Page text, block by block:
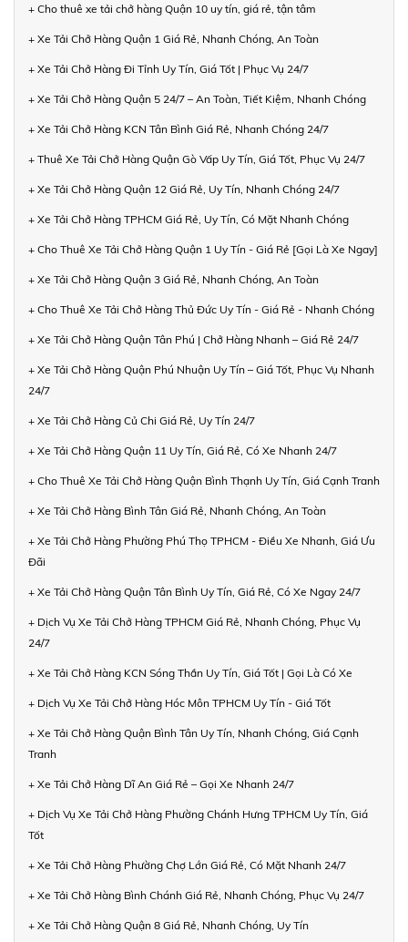
+ Cho thuê xe tải chở hàng Quận 10 uy tín, giá rẻ, tận tâm
+ Xe Tải Chở Hàng Quận 1 Giá Rẻ, Nhanh Chóng, An Toàn
+ Xe Tải Chở Hàng Đi Tỉnh Uy Tín, Giá Tốt | Phục Vụ 24/7
+ Xe Tải Chở Hàng Quận 5 24/7 – An Toàn, Tiết Kiệm, Nhanh Chóng
+ Xe Tải Chở Hàng KCN Tân Bình Giá Rẻ, Nhanh Chóng 24/7
+ Thuê Xe Tải Chở Hàng Quận Gò Vấp Uy Tín, Giá Tốt, Phục Vụ 24/7
+ Xe Tải Chở Hàng Quận 12 Giá Rẻ, Uy Tín, Nhanh Chóng 24/7
+ Xe Tải Chở Hàng TPHCM Giá Rẻ, Uy Tín, Có Mặt Nhanh Chóng
+ Cho Thuê Xe Tải Chở Hàng Quận 1 Uy Tín - Giá Rẻ [Gọi Là Xe Ngay]
+ Xe Tải Chở Hàng Quận 3 Giá Rẻ, Nhanh Chóng, An Toàn
+ Cho Thuê Xe Tải Chở Hàng Thủ Đức Uy Tín - Giá Rẻ - Nhanh Chóng
+ Xe Tải Chở Hàng Quận Tân Phú | Chở Hàng Nhanh – Giá Rẻ 24/7
+ Xe Tải Chở Hàng Quận Phú Nhuận Uy Tín – Giá Tốt, Phục Vụ Nhanh
24/7
+ Xe Tải Chở Hàng Củ Chi Giá Rẻ, Uy Tín 24/7
+ Xe Tải Chở Hàng Quận 11 Uy Tín, Giá Rẻ, Có Xe Nhanh 24/7
+ Cho Thuê Xe Tải Chở Hàng Quận Bình Thạnh Uy Tín, Giá Cạnh Tranh
+ Xe Tải Chở Hàng Bình Tân Giá Rẻ, Nhanh Chóng, An Toàn
+ Xe Tải Chở Hàng Phường Phú Thọ TPHCM - Điều Xe Nhanh, Giá Ưu
Đãi
+ Xe Tải Chở Hàng Quận Tân Bình Uy Tín, Giá Rẻ, Có Xe Ngay 24/7
+ Dịch Vụ Xe Tải Chở Hàng TPHCM Giá Rẻ, Nhanh Chóng, Phục Vụ
24/7
+ Xe Tải Chở Hàng KCN Sóng Thần Uy Tín, Giá Tốt | Gọi Là Có Xe
+ Dịch Vụ Xe Tải Chở Hàng Hóc Môn TPHCM Uy Tín - Giá Tốt
+ Xe Tải Chở Hàng Quận Bình Tân Uy Tín, Nhanh Chóng, Giá Cạnh
Tranh
+ Xe Tải Chở Hàng Dĩ An Giá Rẻ – Gọi Xe Nhanh 24/7
+ Dịch Vụ Xe Tải Chở Hàng Phường Chánh Hưng TPHCM Uy Tín, Giá
Tốt
+ Xe Tải Chở Hàng Phường Chợ Lớn Giá Rẻ, Có Mặt Nhanh 24/7
+ Xe Tải Chở Hàng Bình Chánh Giá Rẻ, Nhanh Chóng, Phục Vụ 24/7
+ Xe Tải Chở Hàng Quận 8 Giá Rẻ, Nhanh Chóng, Uy Tín